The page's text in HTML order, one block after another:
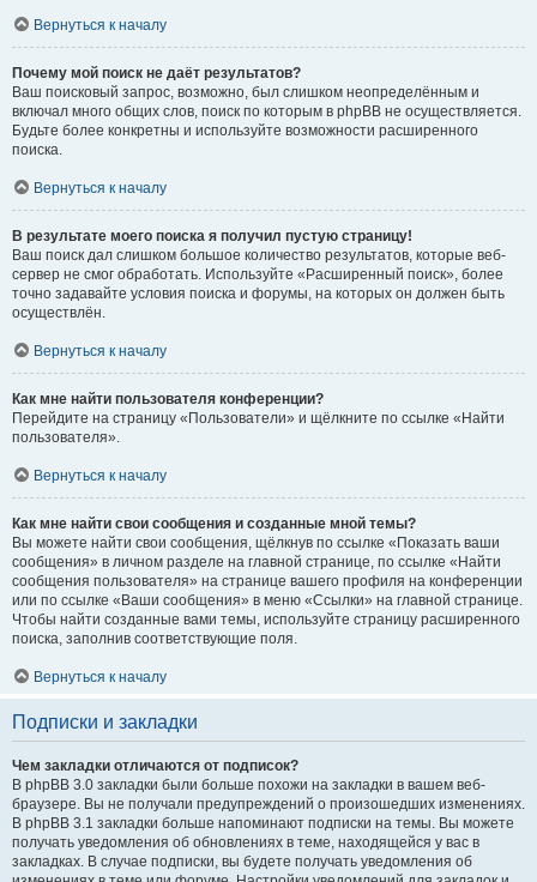
Вернуться к началу
Почему мой поиск не даёт результатов?
Ваш поисковый запрос, возможно, был слишком неопределённым и
включал много общих слов, поиск по которым в phpBB не осуществляется.
Будьте более конкретны и используйте возможности расширенного
поиска.
Вернуться к началу
В результате моего поиска я получил пустую страницу!
Ваш поиск дал слишком большое количество результатов, которые веб-
сервер не смог обработать. Используйте «Расширенный поиск», более
точно задавайте условия поиска и форумы, на которых он должен быть
осуществлён.
Вернуться к началу
Как мне найти пользователя конференции?
Перейдите на страницу «Пользователи» и щёлкните по ссылке «Найти
пользователя».
Вернуться к началу
Как мне найти свои сообщения и созданные мной темы?
Вы можете найти свои сообщения, щёлкнув по ссылке «Показать ваши
сообщения» в личном разделе на главной странице, по ссылке «Найти
сообщения пользователя» на странице вашего профиля на конференции
или по ссылке «Ваши сообщения» в меню «Ссылки» на главной странице.
Чтобы найти созданные вами темы, используйте страницу расширенного
поиска, заполнив соответствующие поля.
Вернуться к началу
Подписки и закладки
Чем закладки отличаются от подписок?
В phpBB 3.0 закладки были больше похожи на закладки в вашем веб-
браузере. Вы не получали предупреждений о произошедших изменениях.
В phpBB 3.1 закладки больше напоминают подписки на темы. Вы можете
получать уведомления об обновлениях в теме, находящейся у вас в
закладках. В случае подписки, вы будете получать уведомления об